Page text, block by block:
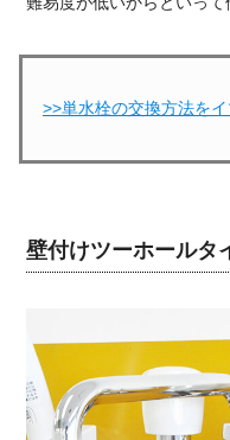
>>単水栓の交換方法を
壁付けツーホール